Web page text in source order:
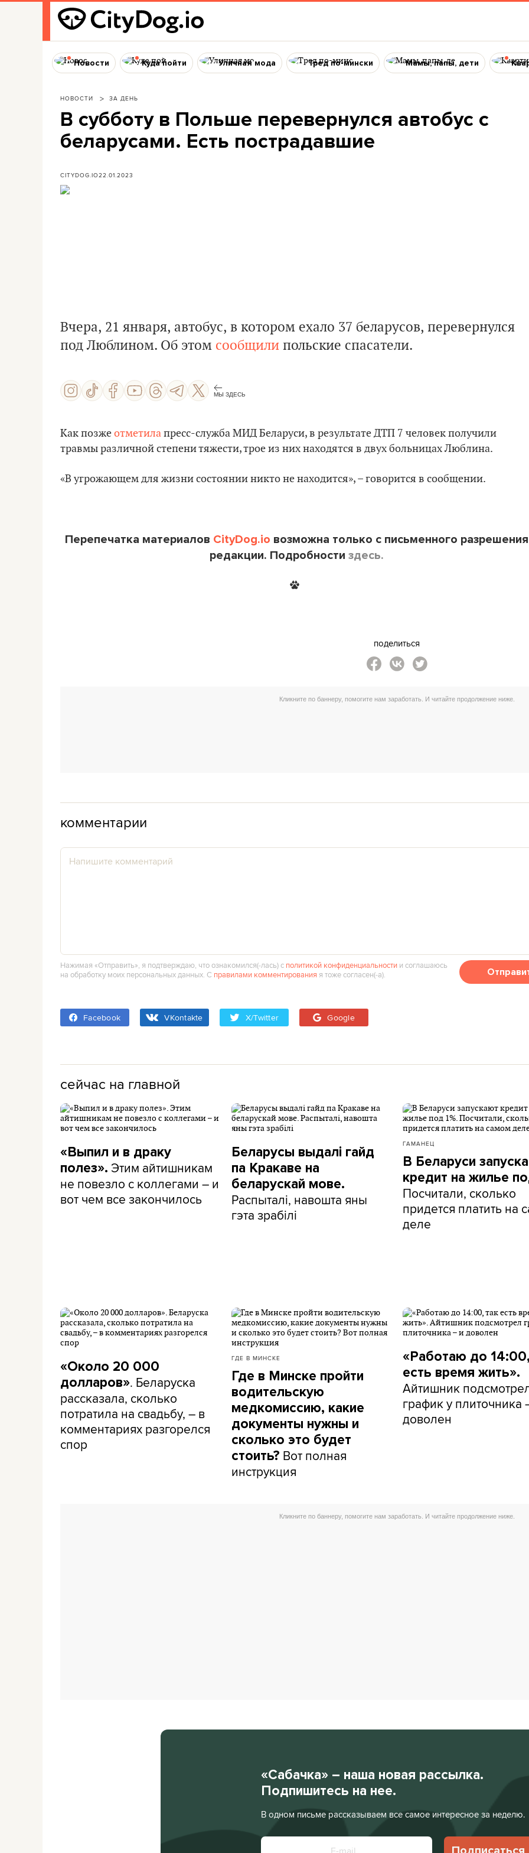
Новости Куда пойти Уличная мода Тред по-мински Мамы, папы, дети
НОВОСТИ ЗА ДЕНЬ
В субботу в Польше перевернулся автобус с
беларусами. Есть пострадавшие
CITYDOG.IO22.01.2023
Вчера, 21 января, автобус, в котором ехало 37 беларусов, перевернулся
под Люблином. Об этом сообщили польские спасатели.
МЫ ЗДЕСЬ
Как позжеотметилапресс-служба МИД Беларуси, в результате ДТП 7 человек получили
травмы различной степени тяжести, трое из них находятся в двух больницах Люблина.
«В угрожающем для жизни состоянии никто не находится», – говорится в сообщении.
Перепечатка материалов CityDog.io возможна только с письменного разрешения
редакции. Подробности здесь.
поделиться
комментарии
Нажимая «Отправить», я подтверждаю, что ознакомился(‑лась) с политикой конфиденциальности и соглашаюсь
на обработку моих персональных данных. С правилами комментирования я тоже согласен(‑а).
Facebook VKontakte X/Twitter Google
сейчас на главной
«Выпил и в драку
полез». Этим айтишникам
не повезло с коллегами – и
вот чем все закончилось
Беларусы выдалі гайд
па Кракаве на
беларускай мове.
Распыталі, навошта яны
гэта зрабілі
ГАМАНЕЦ
В Беларуси
кредит на жилье
Посчитали, сколько
придется платить на
деле
«Около 20 000
долларов». Беларуска
рассказала, сколько
потратила на свадьбу, – в
комментариях разгорелся
спор
ГДЕ В МИНСКЕ
Где в Минске пройти
водительскую
медкомиссию, какие
документы нужны и
сколько это будет
стоить? Вот полная
инструкция
«Работаю до
есть время жить».
Айтишник
график у плиточника
доволен
«Сабачка» – наша новая рассылка.
Подпишитесь на нее.
В одном письме рассказываем все самое интересное за неделю.